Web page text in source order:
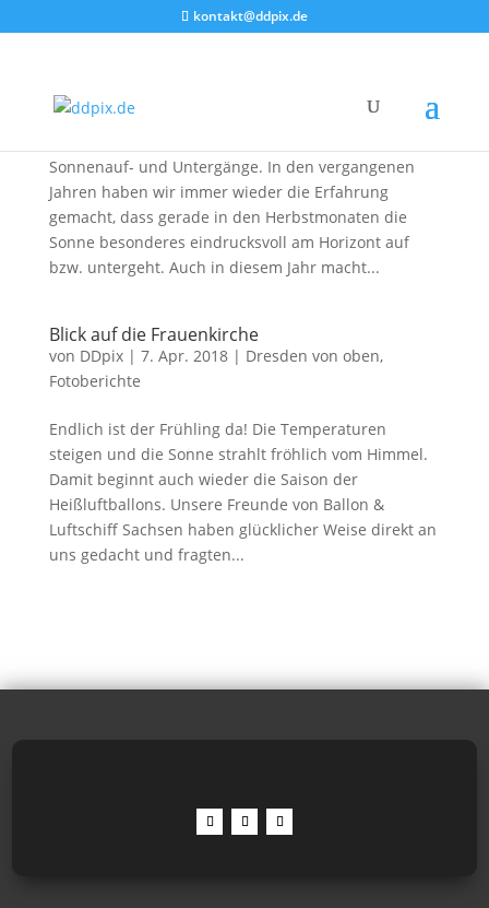
kontakt@ddpix.de
von
Sonnenauf- und Untergänge. In den vergangenen
Jahren haben wir immer wieder die Erfahrung
gemacht, dass gerade in den Herbstmonaten die
Sonne besonderes eindrucksvoll am Horizont auf
bzw. untergeht. Auch in diesem Jahr macht...
Blick auf die Frauenkirche
von DDpix| 7. Apr. 2018| Dresden von oben,
Fotoberichte
Endlich ist der Frühling da! Die Temperaturen
steigen und die Sonne strahlt fröhlich vom Himmel.
Damit beginnt auch wieder die Saison der
Heißluftballons. Unsere Freunde von Ballon &
Luftschiff Sachsen haben glücklicher Weise direkt an
uns gedacht und fragten...